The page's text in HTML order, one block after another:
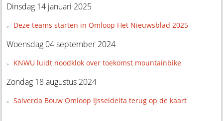
Dinsdag 14 januari 2025
Deze teams starten in Omloop Het Nieuwsblad 2025
Woensdag 04 september 2024
KNWU luidt noodklok over toekomst mountainbike
Zondag 18 augustus 2024
Salverda Bouw Omloop IJsseldelta terug op de kaart